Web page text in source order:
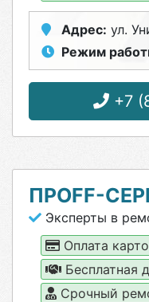
Адрес: ул.
Режим
+7
ПРОFF-
Эксперты в
Оплата
Бесплатная
Срочный